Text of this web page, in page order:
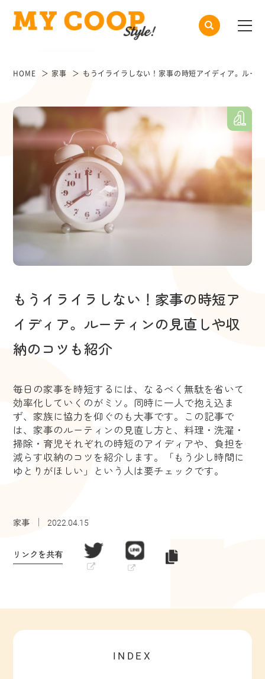
HOME 家事 もうイライラしない！家事の時短アイディア。ルー
もうイライラしない！家事の時短ア
イディア。ルーティンの見直しや収
納のコツも紹介
毎日の家事を時短するには、なるべく無駄を省いて
効率化していくのがミソ。同時に一人で抱え込ま
ず、家族に協力を仰ぐのも大事です。この記事で
は、家事のルーティンの見直し方と、料理・洗濯・
掃除・育児それぞれの時短のアイディアや、負担を
減らす収納のコツを紹介します。「もう少し時間に
ゆとりがほしい」という人は要チェックです。
家事 2022.04.15
リンクを共有
INDEX